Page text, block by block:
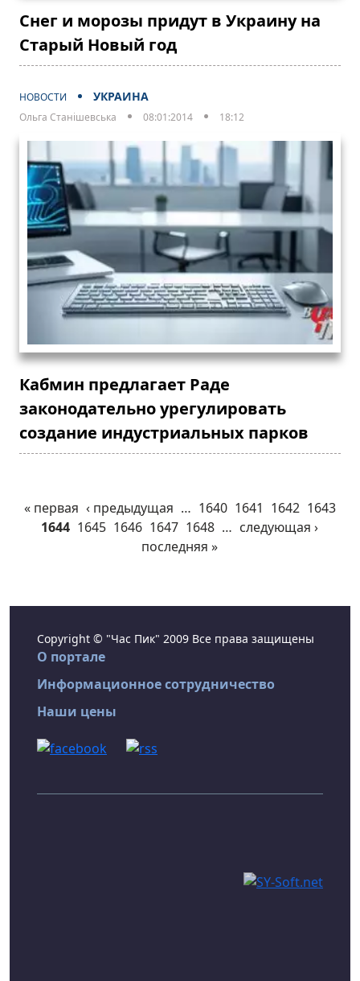
Снег и морозы придут в Украину на
Старый Новый год
НОВОСТИ УКРАИНА
Ольга Станішевська 08:01:2014 18:12
Кабмин предлагает Раде
законодательно урегулировать
создание индустриальных парков
« первая ‹ предыдущая … 1640 1641 1642 1643
1644 1645 1646 1647 1648 … следующая ›
последняя »
Copyright © "Час Пик" 2009 Все права защищены
О портале
Информационное сотрудничество
Наши цены